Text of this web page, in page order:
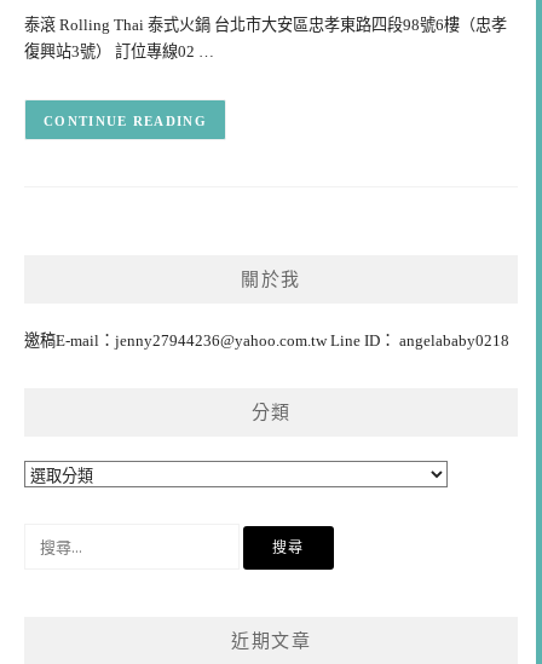
泰滾 Rolling Thai 泰式火鍋 台北市大安區忠孝東路四段98號6樓（忠孝
復興站3號） 訂位專線02 …
CONTINUE READING
關於我
邀稿E-mail： jenny27944236@yahoo.com.twLine ID： angelababy0218
分類
分
近期文章